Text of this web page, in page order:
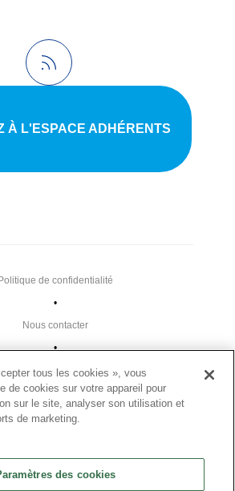
À L'ESPACE ADHÉRENTS
Plan du site
•
Liens utiles
•
Nous contacter
•
de confidentialité
FAQ
•
tous les cookies », vous
de cookies sur votre appareil pour
sur le site, analyser son utilisation et
de marketing.
des cookies